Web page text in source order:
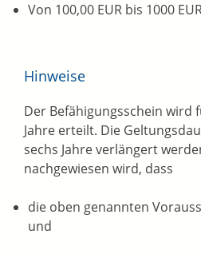
Von 100,00 EUR bis 1000
Hinweise
Der Befähigungsschein wird
Jahre erteilt. Die
sechs Jahre verlängert
nachgewiesen wird, dass
die oben genannten
und